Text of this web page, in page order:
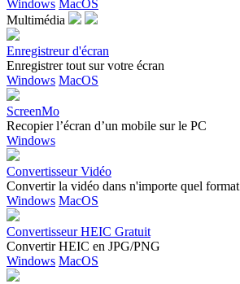
Windows MacOS
Multimédia
Enregistreur d'écran
Enregistrer tout sur votre écran
Windows MacOS
ScreenMo
Recopier l’écran d’un mobile sur le PC
Windows
Convertisseur Vidéo
Convertir la vidéo dans n'importe quel format
Windows MacOS
Convertisseur HEIC Gratuit
Convertir HEIC en JPG/PNG
Windows MacOS